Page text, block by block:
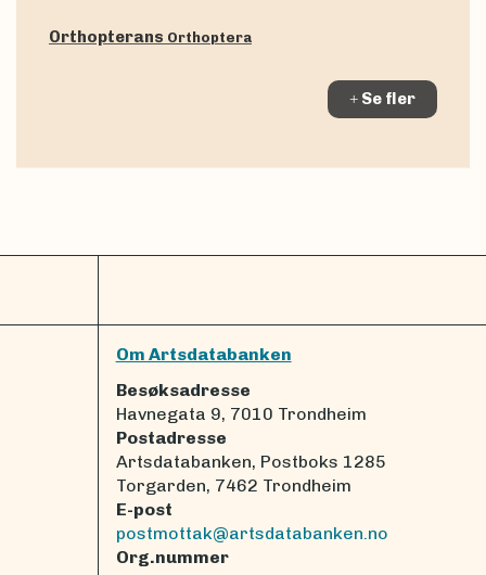
Orthopterans Orthoptera
Se fler
Om Artsdatabanken
Besøksadresse
Havnegata 9, 7010 Trondheim
Postadresse
Artsdatabanken, Postboks 1285
Torgarden, 7462 Trondheim
E-post
postmottak@artsdatabanken.no
Org.nummer